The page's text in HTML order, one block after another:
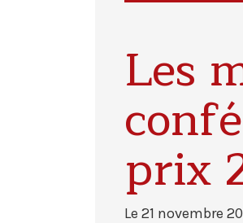
Les
prix
Le 21 novembre